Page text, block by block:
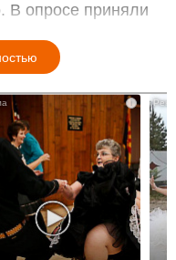
В опросе приняли
i